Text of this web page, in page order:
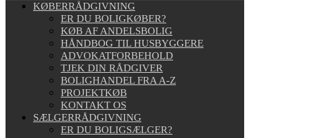
KØBERRÅDGIVNING
ER DU BOLIGKØBER?
KØB AF ANDELSBOLIG
HÅNDBOG TIL HUSBYGGERE
ADVOKATFORBEHOLD
TJEK DIN RÅDGIVER
BOLIGHANDEL FRA A-Z
PROJEKTKØB
KONTAKT OS
SÆLGERRÅDGIVNING
ER DU BOLIGSÆLGER?